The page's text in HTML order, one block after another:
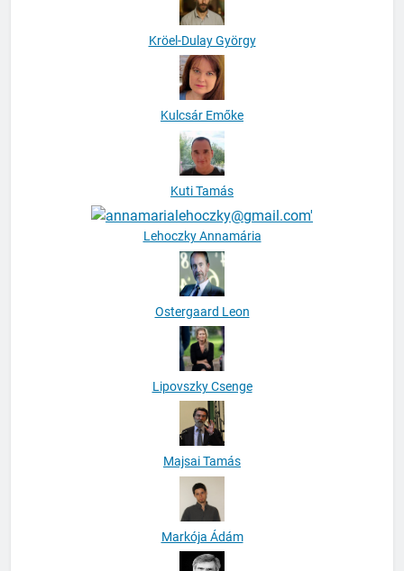
Kröel-Dulay György
Kulcsár Emőke
Kuti Tamás
Lehoczky Annamária
Ostergaard Leon
Lipovszky Csenge
Majsai Tamás
Markója Ádám